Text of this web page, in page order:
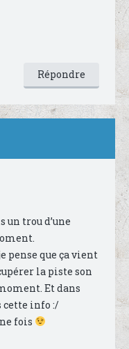
Répondre
un trou d’une
pense que ça vient
la piste son
Et dans
cette info :/
fois